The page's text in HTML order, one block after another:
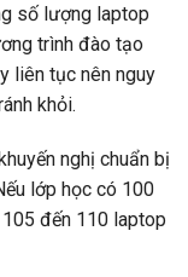
số lượng laptop
trình đào tạo
liên tục nên nguy
khỏi.
nghị chuẩn bị
lớp học có 100
đến 110 laptop